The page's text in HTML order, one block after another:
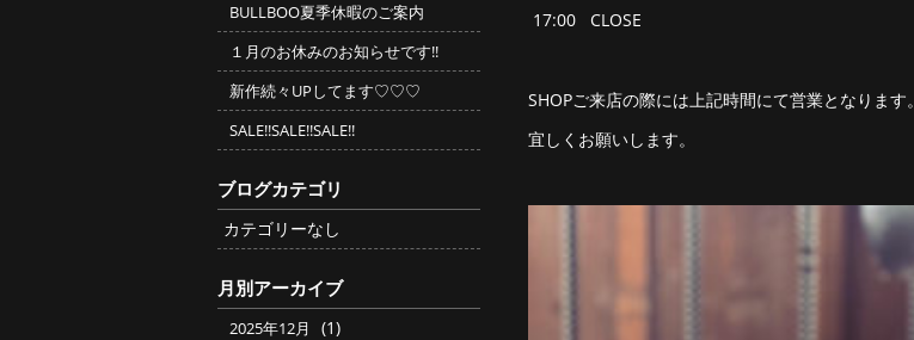
17:00 CLOSE
SHOPご来店の際には上記時間にて営業となります。
宜しくお願いします。
BULLBOO夏季休暇のご案内
１月のお休みのお知らせです!!
新作続々UPしてます♡♡♡
SALE!!SALE!!SALE!!
ブログカテゴリ
カテゴリーなし
月別アーカイブ
2025年12月 (1)